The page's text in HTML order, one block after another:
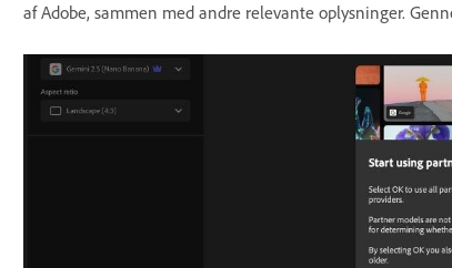
af Adobe, sammen med andre relevante oplysninger.